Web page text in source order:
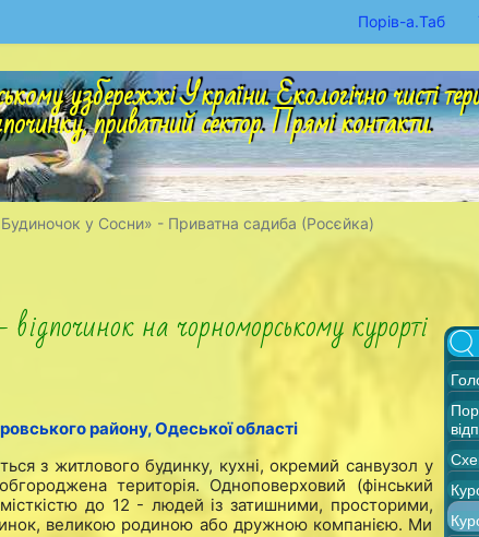
Порів-а.Таб
узбережжі України. Екологічно чисті
приватний сектор. Прямі контакти.
у Сосни» - Приватна садиба (Росєйка)
на чорноморському курорті
району, Одеської області
з житлового будинку, кухні, окремий санвузол у
територія. Одноповерховий (фінський
до 12 - людей із затишними, просторими,
великою родиною або дружною компанією. Ми